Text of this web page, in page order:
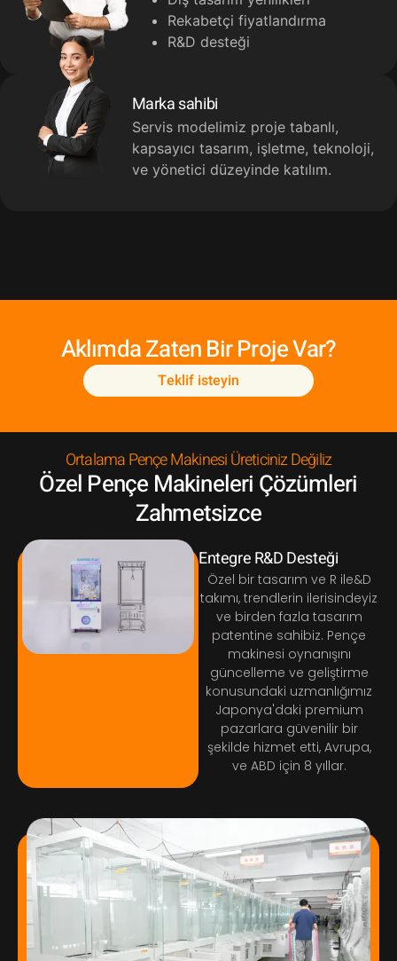
Rekabetçi fiyatlandırma
R&D desteği
Marka sahibi
Servis modelimiz proje tabanlı,
kapsayıcı tasarım, işletme, teknoloji,
ve yönetici düzeyinde katılım.
Aklımda Zaten Bir Proje Var?
Teklif isteyin
Ortalama Pençe Makinesi Üreticiniz Değiliz
Özel Pençe Makineleri Çözümleri
Zahmetsizce
Entegre R&D Desteği
Özel bir tasarım ve R ile&D
takımı, trendlerin ilerisindeyiz
ve birden fazla tasarım
patentine sahibiz. Pençe
makinesi oynanışını
güncelleme ve geliştirme
konusundaki uzmanlığımız
Japonya'daki premium
pazarlara güvenilir bir
şekilde hizmet etti, Avrupa,
ve ABD için 8 yıllar.